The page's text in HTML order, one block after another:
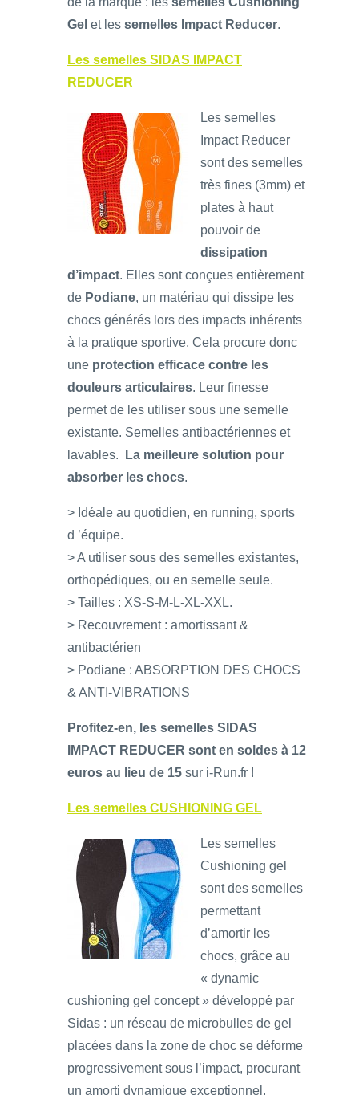
Gel et les semelles Impact Reducer.
Les semelles SIDAS IMPACT
REDUCER
Les semelles
Impact Reducer
sont des semelles
très fines (3mm) et
plates à haut
pouvoir de
dissipation
d’impact. Elles sont conçues entièrement
de Podiane, un matériau qui dissipe les
chocs générés lors des impacts inhérents
à la pratique sportive. Cela procure donc
une protection efficace contre les
douleurs articulaires. Leur finesse
permet de les utiliser sous une semelle
existante. Semelles antibactériennes et
lavables.
La meilleure solution pour
absorber les chocs.
> Idéale au quotidien, en running, sports
d ’équipe.
> A utiliser sous des semelles existantes,
orthopédiques, ou en semelle seule.
> Tailles : XS-S-M-L-XL-XXL.
> Recouvrement : amortissant &
antibactérien
> Podiane : ABSORPTION DES CHOCS
& ANTI-VIBRATIONS
Profitez-en, les semelles SIDAS
IMPACT REDUCER sont en soldes à 12
euros au lieu de 15 sur i-Run.fr !
Les semelles CUSHIONING GEL
Les semelles
Cushioning gel
sont des semelles
permettant
d’amortir les
chocs, grâce au
« dynamic
cushioning gel concept » développé par
Sidas : un réseau de microbulles de gel
placées dans la zone de choc se déforme
progressivement sous l’impact, procurant
un amorti dynamique exceptionnel.